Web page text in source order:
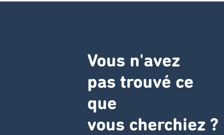
Vous n'avez
pas trouvé ce
que
vous cherchiez ?